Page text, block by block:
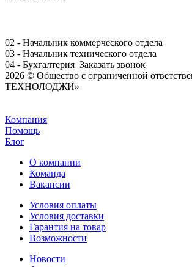
02 - Начальник коммерческого отдела
03 - Начальник технического отдела
04 - Бухгалтерия Заказать звонок
2026 © Общество с ограниченной
ТЕХНОЛОДЖИ»
Компания
Помощь
Блог
О компании
Команда
Вакансии
Условия оплаты
Условия доставки
Гарантия на товар
Возможности
Новости